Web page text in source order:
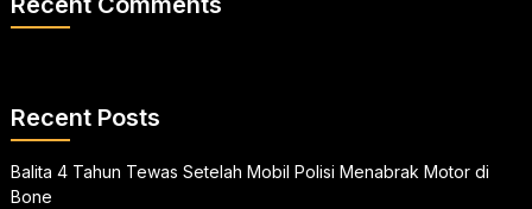
Recent Posts
Balita 4 Tahun Tewas Setelah Mobil Polisi Menabrak Motor di
Bone